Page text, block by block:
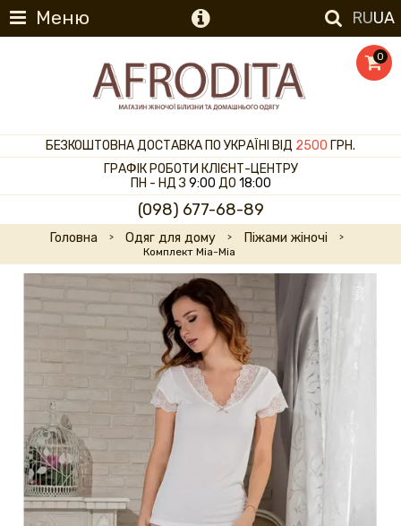
Меню RUUA
0
БЕЗКОШТОВНА ДОСТАВКА ПО УКРАЇНІ ВІД 2500 ГРН.
ГРАФІК РОБОТИ КЛІЄНТ-ЦЕНТРУ
ПН - НД З 9:00 ДО 18:00
(098) 677-68-89
Головна Одяг для дому Піжами жіночі
Комплект Mia-Mia